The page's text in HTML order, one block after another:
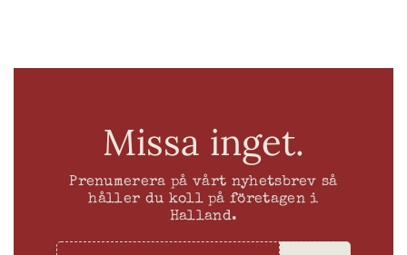
Missa inget.
Prenumerera på vårt nyhetsbrev så
håller du koll på företagen i
Halland.